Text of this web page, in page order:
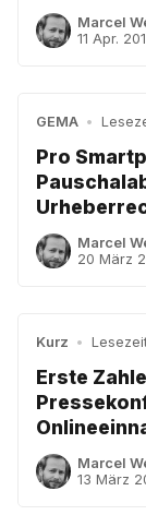
Marcel
11 Apr.
GEMA •
Pro
Marcel
20 März
Kurz •
Erste
Marcel
13 März